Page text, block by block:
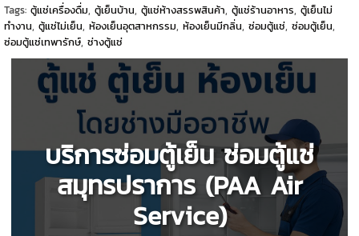
Tags: ตู้แช่เครื่องดื่ม, ตู้เย็นบ้าน, ตู้แช่ห้างสรรพสินค้า, ตู้แช่ร้านอาหาร, ตู้เย็นไม่
ทำงาน, ตู้แช่ไม่เย็น, ห้องเย็นอุตสาหกรรม, ห้องเย็นมีกลิ่น, ซ่อมตู้แช่, ซ่อมตู้เย็น,
ซ่อมตู้แช่เทพารักษ์, ช่างตู้แช่
บริการซ่อมตู้เย็น ซ่อมตู้แช่
สมุทรปราการ (PAA Air
Service)